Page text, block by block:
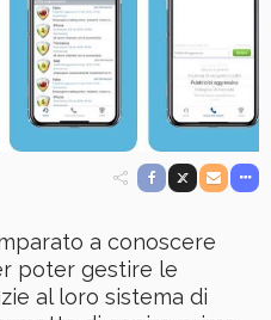
a conoscere
poter gestire le
al loro sistema di